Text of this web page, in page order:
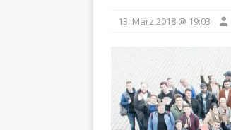
13. März 2018 @ 19:03